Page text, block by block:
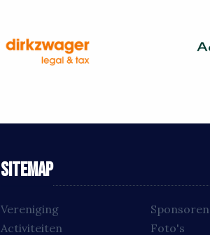
Sitemap
Vereniging
Activiteiten
Sponsoren
Foto's